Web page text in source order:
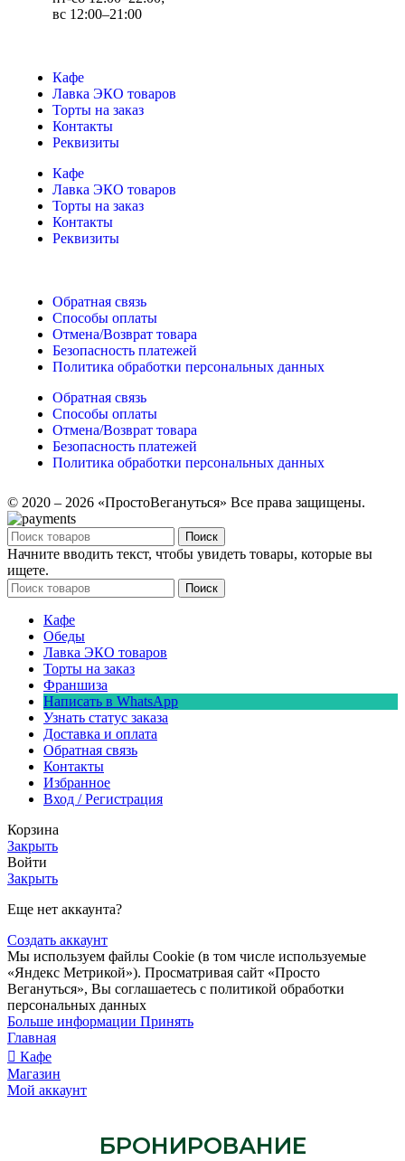
вс 12:00–21:00
Кафе
Лавка ЭКО товаров
Торты на заказ
Контакты
Реквизиты
Кафе
Лавка ЭКО товаров
Торты на заказ
Контакты
Реквизиты
Обратная связь
Способы оплаты
Отмена/Возврат товара
Безопасность платежей
Политика обработки персональных данных
Обратная связь
Способы оплаты
Отмена/Возврат товара
Безопасность платежей
Политика обработки персональных данных
© 2020 – 2026 «ПростоВегануться» Все права защищены.
Поиск
Начните вводить текст, чтобы увидеть товары, которые вы
ищете.
Поиск
Кафе
Обеды
Лавка ЭКО товаров
Торты на заказ
Франшиза
Написать в WhatsApp
Узнать статус заказа
Доставка и оплата
Обратная связь
Контакты
Избранное
Вход / Регистрация
Корзина
Закрыть
Войти
Закрыть
Еще нет аккаунта?
Создать аккаунт
Мы используем файлы Сookie (в том числе используемые
«Яндекс Метрикой»). Просматривая сайт «Просто
Вегануться», Вы соглашаетесь с политикой обработки
персональных данных
Больше информации Принять
Главная
Кафе
Магазин
Мой аккаунт
БРОНИРОВАНИЕ